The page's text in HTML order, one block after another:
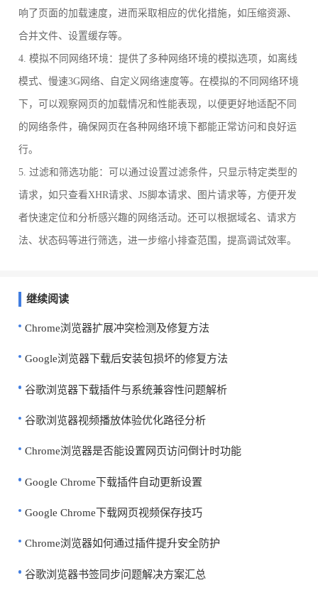
响了页面的加载速度，进而采取相应的优化措施，如压缩资源、
合并文件、设置缓存等。
4. 模拟不同网络环境：提供了多种网络环境的模拟选项，如离线
模式、慢速3G网络、自定义网络速度等。在模拟的不同网络环境
下，可以观察网页的加载情况和性能表现，以便更好地适配不同
的网络条件，确保网页在各种网络环境下都能正常访问和良好运
行。
5. 过滤和筛选功能：可以通过设置过滤条件，只显示特定类型的
请求，如只查看XHR请求、JS脚本请求、图片请求等，方便开发
者快速定位和分析感兴趣的网络活动。还可以根据域名、请求方
法、状态码等进行筛选，进一步缩小排查范围，提高调试效率。
继续阅读
Chrome浏览器扩展冲突检测及修复方法
Google浏览器下载后安装包损坏的修复方法
谷歌浏览器下载插件与系统兼容性问题解析
谷歌浏览器视频播放体验优化路径分析
Chrome浏览器是否能设置网页访问倒计时功能
Google Chrome下载插件自动更新设置
Google Chrome下载网页视频保存技巧
Chrome浏览器如何通过插件提升安全防护
谷歌浏览器书签同步问题解决方案汇总